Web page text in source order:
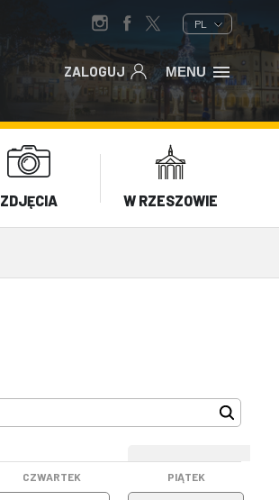
PL
ZALOGUJ MENU
ZDJĘCIA W RZESZOWIE
CZWARTEK PIĄTEK